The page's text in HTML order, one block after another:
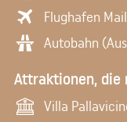
Flughafen
Autobahn
Attraktionen, die
Villa